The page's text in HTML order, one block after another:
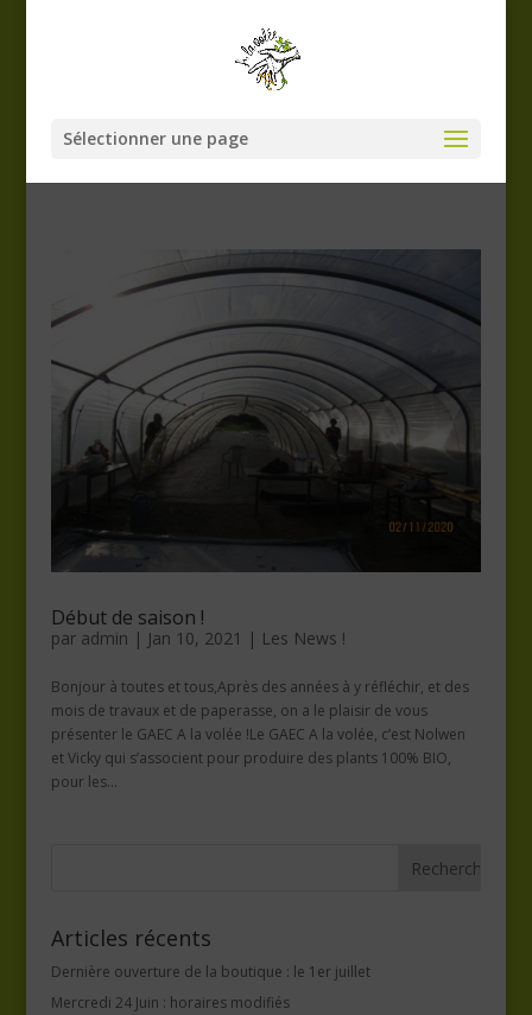
Sélectionner une page
Début de saison !
par admin | Jan 10, 2021 | Les News !
Bonjour à toutes et tous,Après des années à y réfléchir, et des
mois de travaux et de paperasse, on a le plaisir de vous
présenter le GAEC A la volée !Le GAEC A la volée, c’est Nolwen
et Vicky qui s’associent pour produire des plants 100% BIO,
pour les...
Articles récents
Dernière ouverture de la boutique : le 1er juillet
Mercredi 24 Juin : horaires modifiés